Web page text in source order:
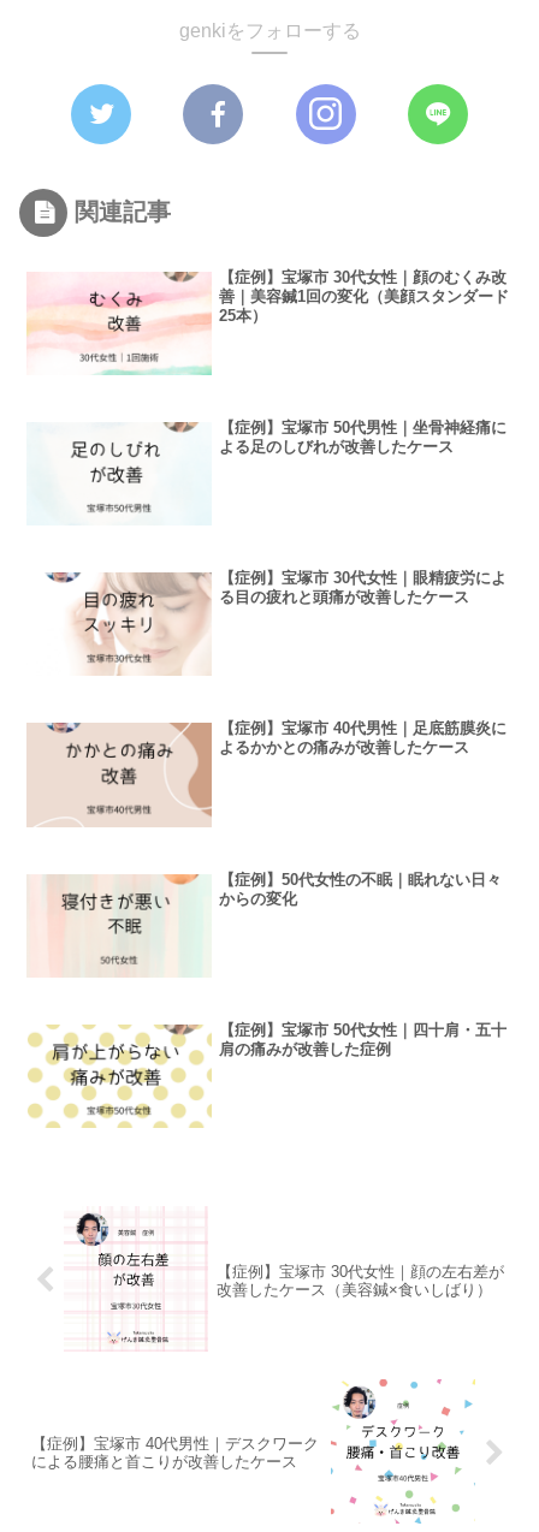
genkiをフォローする
関連記事
【症例】宝塚市 30代女性｜顔のむくみ改
善｜美容鍼1回の変化（美顔スタンダード
25本）
【症例】宝塚市 50代男性｜坐骨神経痛に
よる足のしびれが改善したケース
【症例】宝塚市 30代女性｜眼精疲労によ
る目の疲れと頭痛が改善したケース
【症例】宝塚市 40代男性｜足底筋膜炎に
よるかかとの痛みが改善したケース
【症例】50代女性の不眠｜眠れない日々
からの変化
【症例】宝塚市 50代女性｜四十肩・五十
肩の痛みが改善した症例
【症例】宝塚市 30代女性｜顔の左右差が
改善したケース（美容鍼×食いしばり）
【症例】宝塚市 40代男性｜デスクワーク
による腰痛と首こりが改善したケース